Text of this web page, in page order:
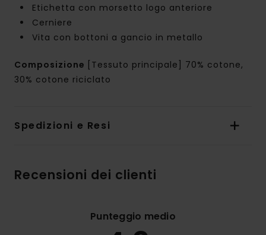
Etichetta con morsetto logo anteriore
Cerniere
Vita con bottoni a gancio in metallo
Composizione
[Tessuto principale] 70% cotone,
30% cotone riciclato
Spedizioni e Resi
Recensioni dei clienti
Punteggio medio